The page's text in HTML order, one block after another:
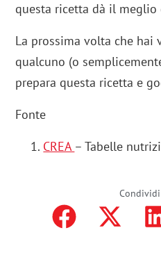
questa ricetta dà il meglio
La prossima volta che hai
qualcuno (o
prepara questa ricetta e
Fonte
CREA – Tabelle